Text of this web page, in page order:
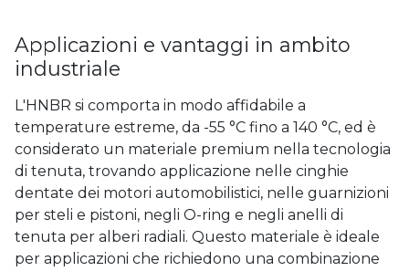
Applicazioni e vantaggi in ambito
industriale
L'HNBR si comporta in modo affidabile a
temperature estreme, da -55 °C fino a 140 °C, ed è
considerato un materiale premium nella tecnologia
di tenuta, trovando applicazione nelle cinghie
dentate dei motori automobilistici, nelle guarnizioni
per steli e pistoni, negli O-ring e negli anelli di
tenuta per alberi radiali. Questo materiale è ideale
per applicazioni che richiedono una combinazione